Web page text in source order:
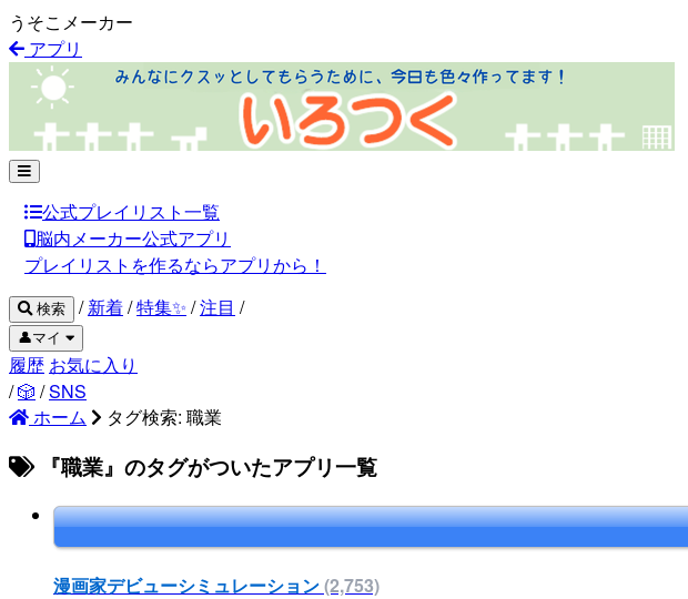
うそこメーカー
アプリ
公式プレイリスト一覧
脳内メーカー公式アプリ
プレイリストを作るならアプリから！
検索 / 新着/特集✨ /注目 /
👤マイ
履歴 お気に入り
/🎲 /SNS
ホーム
タグ検索: 職業
『職業』のタグがついたアプリ一覧
漫画家デビューシミュレーション(2,753)